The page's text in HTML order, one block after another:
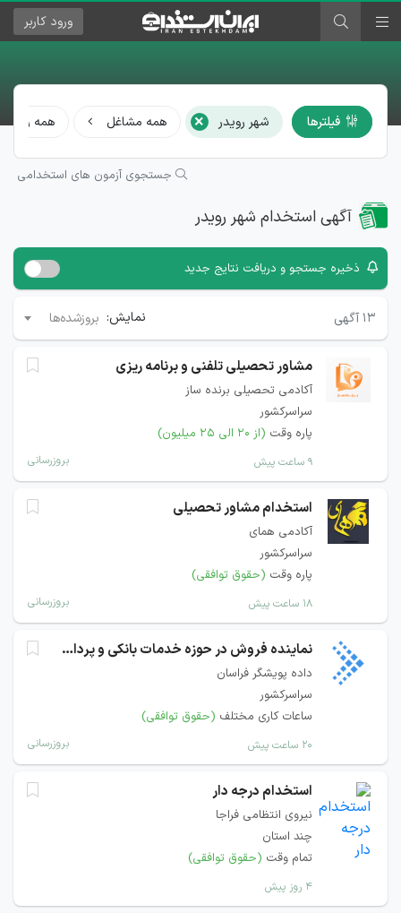
ورود کاربر
فیلترها شهر رویدر × همه مشاغل همه
جستجوی آزمون های استخدامی
آگهی استخدام شهر رویدر
ذخیره جستجو و دریافت نتایج جدید
۱۳ آگهی نمایش: بروزشده‌ها
مشاور تحصیلی تلفنی و برنامه ریزی
آکادمی تحصیلی برنده ساز
سراسرکشور
پاره وقت (از ۲۰ الی ۲۵ میلیون)
۹ ساعت پیش بروزرسانی
استخدام مشاور تحصیلی
آکادمی همای
سراسرکشور
پاره وقت (حقوق توافقی)
۱۸ ساعت پیش بروزرسانی
نماینده فروش در حوزه خدمات بانکی و پرداخت
داده پویشگر فراسان
سراسرکشور
ساعات کاری مختلف (حقوق توافقی)
۲۰ ساعت پیش بروزرسانی
استخدام درجه دار
نیروی انتظامی فراجا
چند استان
تمام وقت (حقوق توافقی)
۴ روز پیش